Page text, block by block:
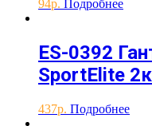
94 Подробнее
ES-0392
SportElite
437 Подробнее